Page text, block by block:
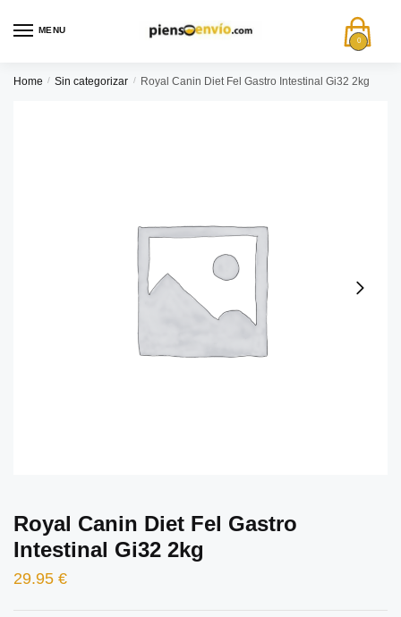
MENU
0
Home / Sin categorizar / Royal Canin Diet Fel Gastro Intestinal Gi32 2kg
Royal Canin Diet Fel Gastro
Intestinal Gi32 2kg
29.95 €